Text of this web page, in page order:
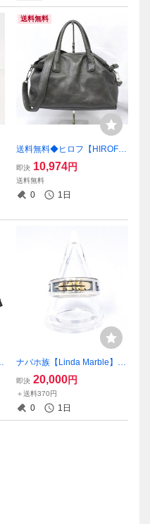
送料無料
送料無料◆ヒロフ【HIROF
U】2Way オールレザー ハン
ドバッグ ショルダーバッグ
／グレー／Hロゴ／保存袋付
属／2306-K0197V(NT)
即決 10,974円
送料無料
0 1日
ナバホ族【Linda Marble】イ
ンディアンジュエリー K14 S
ilver シルバーリング 約19号
／リンダ・マーブル／スタン
プワーク 羽根 230110V(NT)
即決 20,000円
＋送料370円
0 1日